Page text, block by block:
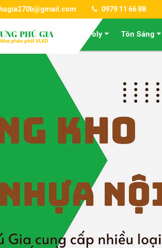
0979 11 66 88
Tấm Poly Tôn Sáng